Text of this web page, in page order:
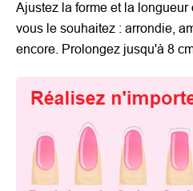
Ajustez la forme et la
vous le souhaitez : arrondie,
encore. Prolongez jusqu'à 8